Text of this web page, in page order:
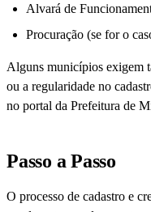
Alvará de
Procuração (se for o
Alguns municípios exigem
ou a regularidade no
no portal da Prefeitura de
Passo a Passo
O processo de cadastro e